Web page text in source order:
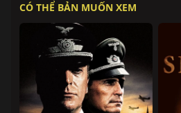
CÓ THỂ BẢN MUỐN XEM